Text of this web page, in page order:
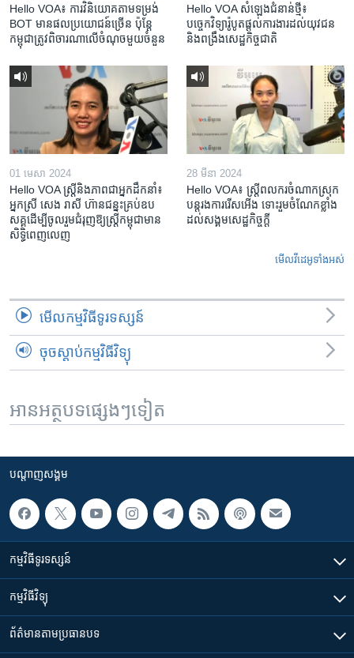
Hello VOA៖ ការ​វិនិយោគ​តាម​ទម្រង់ ​
BOT​ មាន​ផល​ប្រយោជន៍​ច្រើន ប៉ុន្តែ​
កម្ពុជា​ត្រូវ​ពិចារណា​លើ​ចំណុច​មួយ​ចំនួន
Hello VOA សំឡេង​ជំនាន់​ថ្មី៖
បច្ចេកវិទ្យា​រ៉ូបូត​ផ្តល់​ការងារ​ដល់​យុវជន
និង​ពង្រឹង​​សេដ្ឋកិច្ច​ជាតិ​​​​​​
01 មេសា 2024
Hello VOA ស្ត្រីនិងភាពជាអ្នកដឹកនាំ៖
អ្នកស្រី សេង រាសី ហ៊ានជន្នះគ្រប់ឧប
សគ្គដើម្បីចូលរួមជំរុញឱ្យស្រ្តីកម្ពុជាមាន
សិទ្ធិពេញលេញ
28 មីនា 2024
Hello VOA៖ ស្រ្តីពលករចំណាកស្រុក
បន្តរងការរើសអើង ទោះរួមចំណែកខ្លាំង
ដល់សង្គមសេដ្ឋកិច្ចក្តី
មើល​វីដេអូ​ទាំង​អស់
មើល​កម្មវិធី​ទូរទស្សន៍
ចុចស្តាប់កម្មវិធីវិទ្យុ
អានអត្ថបទផ្សេងៗទៀត
បណ្តាញ​សង្គម
កម្មវិធី​ទូរទស្សន៍
កម្មវិធី​វិទ្យុ
ព័ត៌មាន​តាមប្រធានបទ​